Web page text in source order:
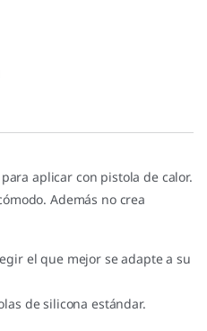
aplicar con pistola de calor.
Además no crea
el que mejor se adapte a su
de silicona estándar.